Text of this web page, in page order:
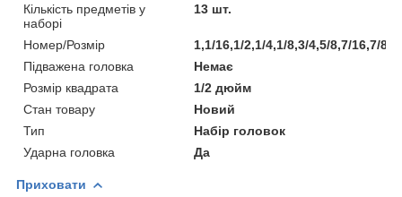
Кількість предметів у
наборі
13 шт.
Номер/Розмір
1,1/16,1/2,1/4,1/8,3/4,5/8,7/16,7/
Підважена головка
Немає
Розмір квадрата
1/2 дюйм
Стан товару
Новий
Тип
Набір головок
Ударна головка
Да
Приховати